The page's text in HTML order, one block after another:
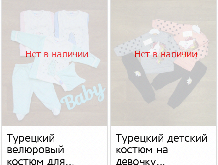
Нет в наличии
Турецкий
велюровый
костюм для
Нет в наличии
Турецкий детский
костюм на
девочку